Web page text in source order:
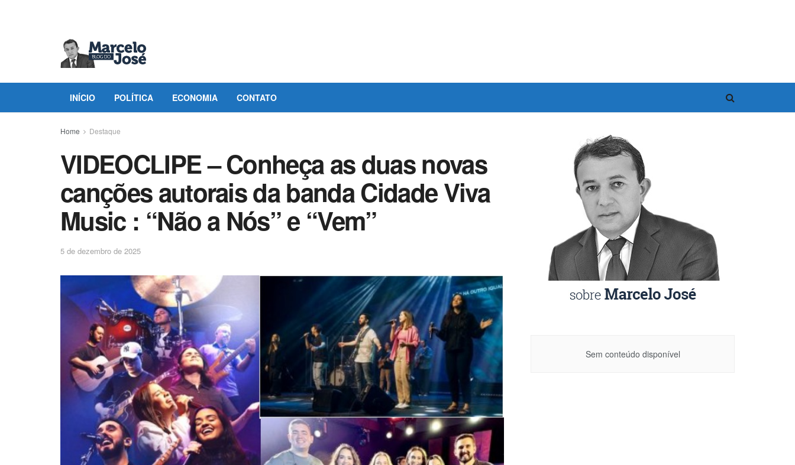
INÍCIO POLÍTICA ECONOMIA CONTATO
Home Destaque
VIDEOCLIPE – Conheça as duas novas
canções autorais da banda Cidade Viva
Music : “Não a Nós” e “Vem”
5 de dezembro de 2025
Sem conteúdo disponível